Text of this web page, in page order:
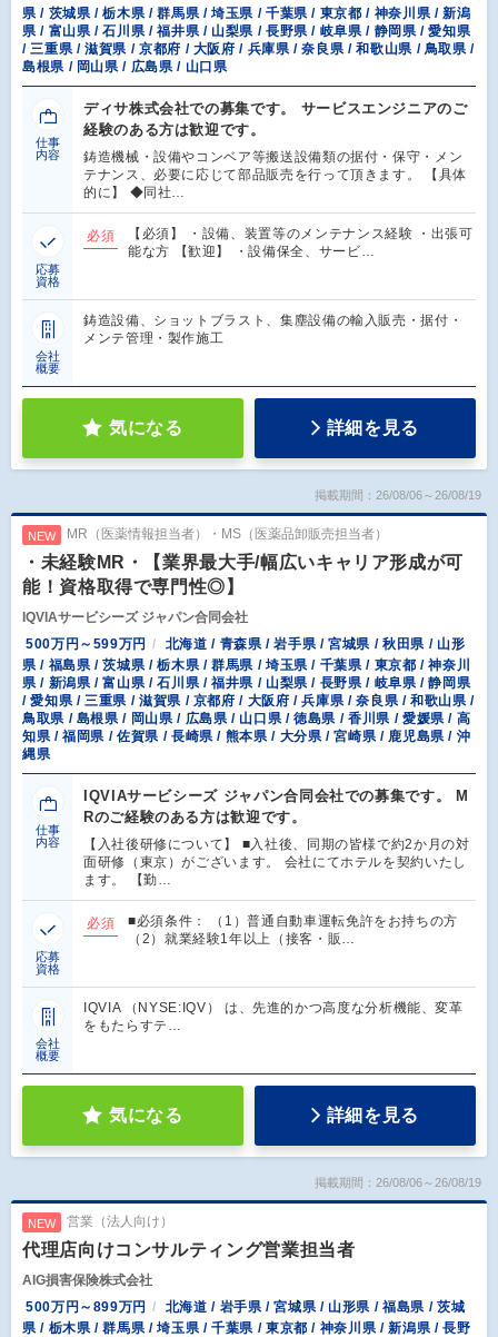
県 / 茨城県 / 栃木県 / 群馬県 / 埼玉県 / 千葉県 / 東京都 / 神奈川県 / 新潟
県 / 富山県 / 石川県 / 福井県 / 山梨県 / 長野県 / 岐阜県 / 静岡県 / 愛知県
/ 三重県 / 滋賀県 / 京都府 / 大阪府 / 兵庫県 / 奈良県 / 和歌山県 / 鳥取県 /
島根県 / 岡山県 / 広島県 / 山口県
仕事
内容
ディサ株式会社での募集です。 サービスエンジニアのご
経験のある方は歓迎です。
鋳造機械・設備やコンベア等搬送設備類の据付・保守・メン
テナンス、必要に応じて部品販売を行って頂きます。 【具体
的に】 ◆同社…
応募
資格
必須
【必須】 ・設備、装置等のメンテナンス経験 ・出張可
能な方 【歓迎】 ・設備保全、サービ…
会社
概要
鋳造設備、ショットブラスト、集塵設備の輸入販売・据付・
メンテ管理・製作施工
気になる 詳細を見る
掲載期間：26/08/06～26/08/19
NEW MR（医薬情報担当者）・MS（医薬品卸販売担当者）
・未経験MR・【業界最大手/幅広いキャリア形成が可
能！資格取得で専門性◎】
IQVIAサービシーズ ジャパン合同会社
500万円～599万円
北海道 / 青森県 / 岩手県 / 宮城県 / 秋田県 / 山形
県 / 福島県 / 茨城県 / 栃木県 / 群馬県 / 埼玉県 / 千葉県 / 東京都 / 神奈川
県 / 新潟県 / 富山県 / 石川県 / 福井県 / 山梨県 / 長野県 / 岐阜県 / 静岡県
/ 愛知県 / 三重県 / 滋賀県 / 京都府 / 大阪府 / 兵庫県 / 奈良県 / 和歌山県 /
鳥取県 / 島根県 / 岡山県 / 広島県 / 山口県 / 徳島県 / 香川県 / 愛媛県 / 高
知県 / 福岡県 / 佐賀県 / 長崎県 / 熊本県 / 大分県 / 宮崎県 / 鹿児島県 / 沖
縄県
仕事
内容
IQVIAサービシーズ ジャパン合同会社での募集です。 M
Rのご経験のある方は歓迎です。
【入社後研修について】 ■入社後、同期の皆様で約2か月の対
面研修（東京）がございます。 会社にてホテルを契約いたし
ます。 【勤…
応募
資格
必須
■必須条件： （1）普通自動車運転免許をお持ちの方
（2）就業経験1年以上（接客・販…
会社
概要
IQVIA （NYSE:IQV） は、先進的かつ高度な分析機能、変革
をもたらすテ…
気になる 詳細を見る
掲載期間：26/08/06～26/08/19
NEW 営業（法人向け）
代理店向けコンサルティング営業担当者
AIG損害保険株式会社
500万円～899万円
北海道 / 岩手県 / 宮城県 / 山形県 / 福島県 / 茨城
県 / 栃木県 / 群馬県 / 埼玉県 / 千葉県 / 東京都 / 神奈川県 / 新潟県 / 長野